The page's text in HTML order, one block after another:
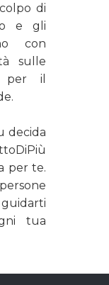
di
e gli
con
sulle
per il
decida
per te.
tua